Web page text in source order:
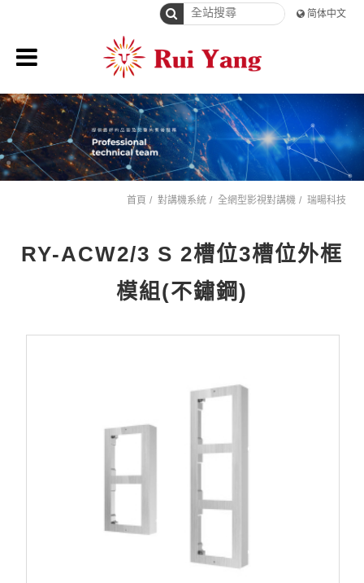
简体中文
首頁 對講機系統 全網型影視對講機 瑞暘科技
RY-ACW2/3 S 2槽位3槽位外框
模組(不鏽鋼)